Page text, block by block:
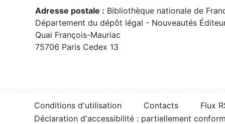
Adresse postale : Bibliothèque nationale de
Département du dépôt légal - Nouveautés
Quai François-Mauriac
75706 Paris Cedex 13
Conditions d'utilisation Contacts
Flux
Déclaration d'accessibilité : partiellement